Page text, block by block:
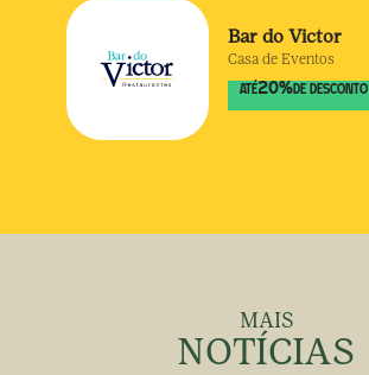
Bar do Victor
Casa de Eventos
ATÉ20% DE DESCONTO
MAIS
NOTÍCIAS